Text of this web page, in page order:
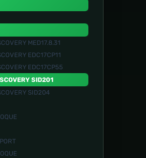
MED17.8.31
EDC17CP11
EDC17CP55
SID201
SID204